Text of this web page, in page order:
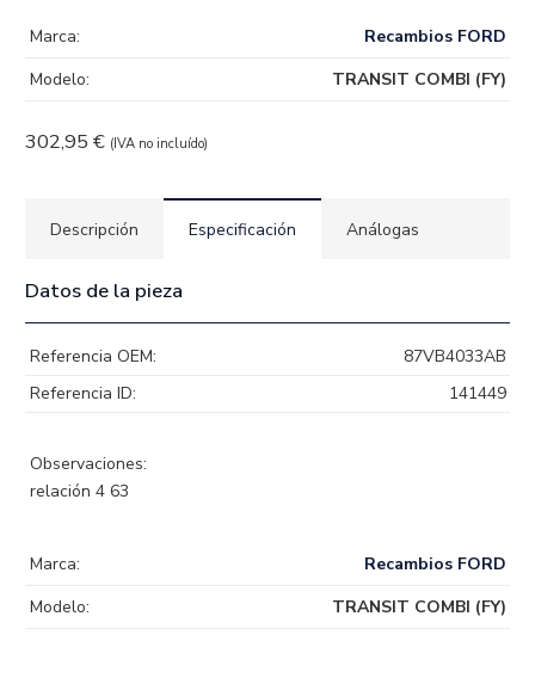
302,95 € (IVA no incluído)
Marca:
Recambios FORD
Modelo:
TRANSIT COMBI (FY)
Descripción Especificación Análogas
Datos de la pieza
Referencia OEM:
87VB4033AB
Referencia ID:
141449
Observaciones:
relación 4 63
Marca:
Recambios FORD
Modelo:
TRANSIT COMBI (FY)